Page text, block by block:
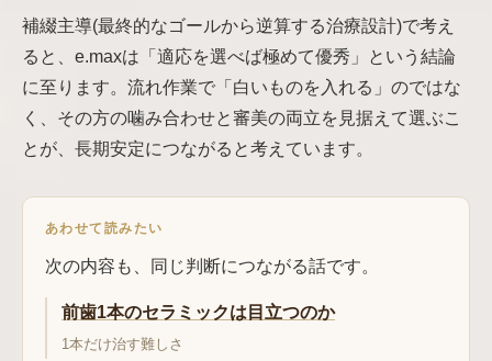
補綴主導(最終的なゴールから逆算する治療設計)で考え
ると、e.maxは「適応を選べば極めて優秀」という結論
に至ります。流れ作業で「白いものを入れる」のではな
く、その方の噛み合わせと審美の両立を見据えて選ぶこ
とが、長期安定につながると考えています。
あわせて読みたい
次の内容も、同じ判断につながる話です。
前歯1本のセラミックは目立つのか
1本だけ治す難しさ